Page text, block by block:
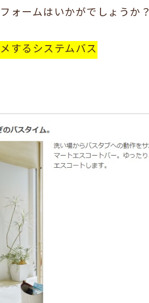
ォームはいかがでしょうか？
するシステムバス